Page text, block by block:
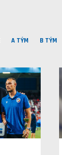
A TÝM B TÝM